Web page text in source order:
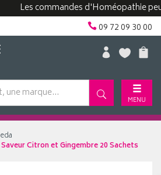
Les commandes d'Homéopathie
09 72 09 30 00
MENU
Citron et Gingembre 20 Sachets